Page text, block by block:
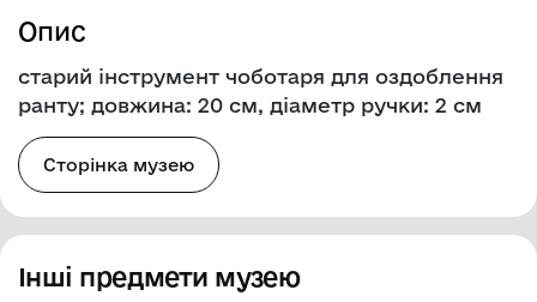
Опис
старий інструмент чоботаря для оздоблення
ранту; довжина: 20 см, діаметр ручки: 2 см
Сторінка музею
Інші предмети музею